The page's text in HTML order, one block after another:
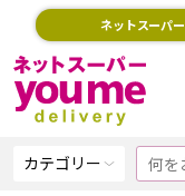
ネットスーパー
カテゴリー